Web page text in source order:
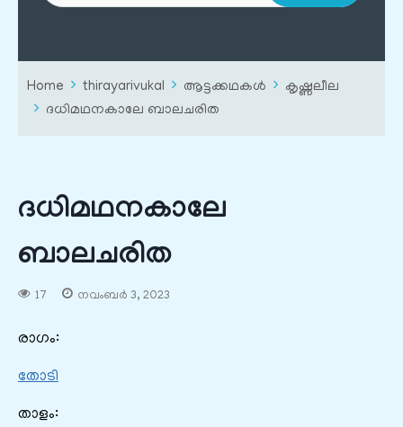
Home thirayarivukal ആട്ടക്കഥകൾ
കൃഷ്ണലീല
ദധിമഥനകാലേ ബാലചരിത
ദധിമഥനകാലേ
ബാലചരിത
17 നവംബർ 3, 2023
രാഗം:
തോടി
താളം: